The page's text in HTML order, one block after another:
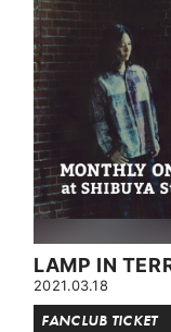
LAMP IN
2021.03.18
FANCLUB TICKET